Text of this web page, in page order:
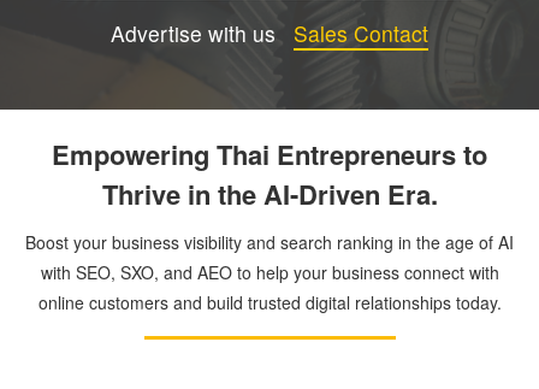
Advertise with us Sales Contact
Empowering Thai Entrepreneurs to
Thrive in the AI-Driven Era.
Boost your business visibility and search ranking in the age of AI
with SEO, SXO, and AEO to help your business connect with
online customers and build trusted digital relationships today.